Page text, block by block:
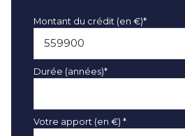
Montant du crédit (en €)*
Durée (années)*
Votre apport (en €) *